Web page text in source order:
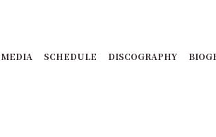
MEDIA SCHEDULE DISCOGRAPHY